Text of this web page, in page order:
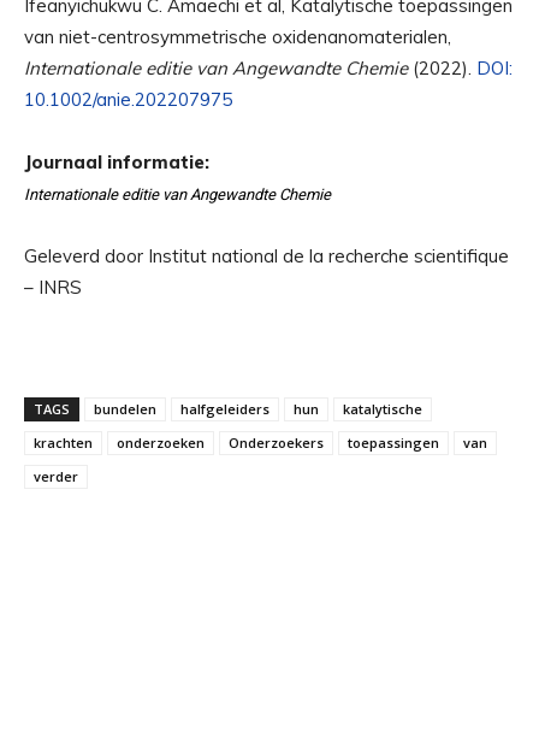
Ifeanyichukwu C. Amaechi et al, Katalytische toepassingen
van niet-centrosymmetrische oxidenanomaterialen,
Internationale editie van Angewandte Chemie(2022). DOI:
10.1002/anie.202207975
Journaal informatie:
Internationale editie van Angewandte Chemie
Geleverd door Institut national de la recherche scientifique
– INRS
TAGS bundelen halfgeleiders hun
katalytische
krachten
onderzoeken Onderzoekers toepassingen
van
verder